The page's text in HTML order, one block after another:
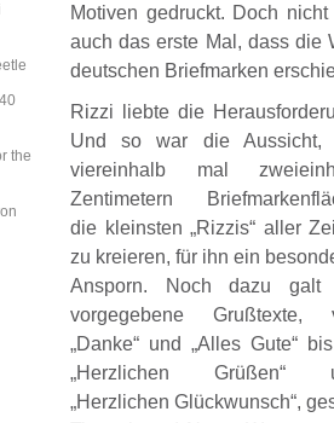
the
Motiven gedruckt. Doch
auch das erste Mal, dass die
deutschen Briefmarken
Rizzi liebte die
Und so war die Aussicht,
viereinhalb mal
Zentimetern
die kleinsten „Rizzis“ aller
zu kreieren, für ihn ein
Ansporn. Noch dazu galt
vorgegebene Grußtexte,
„Danke“ und „Alles Gute“
„Herzlichen Grüßen“
„Herzlichen Glückwunsch“,